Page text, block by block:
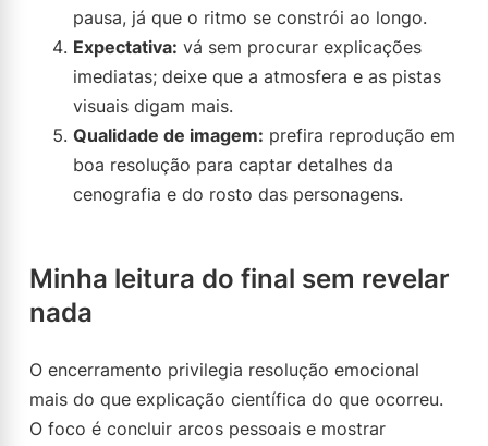
pausa, já que o ritmo se constrói ao longo.
Expectativa: vá sem procurar explicações
imediatas; deixe que a atmosfera e as pistas
visuais digam mais.
Qualidade de imagem: prefira reprodução em
boa resolução para captar detalhes da
cenografia e do rosto das personagens.
Minha leitura do final sem revelar
nada
O encerramento privilegia resolução emocional
mais do que explicação científica do que ocorreu.
O foco é concluir arcos pessoais e mostrar